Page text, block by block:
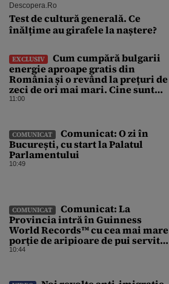
Descopera.ro
Test de cultură generală. Ce
înălțime au girafele la naștere?
EXCLUSIV
Cum cumpără bulgarii
energie aproape gratis din
România și o revând la prețuri de
zeci de ori mai mari. Cine sunt
noii „băieți deștepți” din energie
11:00
COMUNICAT
Comunicat: O zi în
București, cu start la Palatul
Parlamentului
10:49
COMUNICAT
Comunicat: La
Provincia intră în Guinness
World Records™ cu cea mai mare
porție de aripioare de pui servită
la un eveniment
10:44